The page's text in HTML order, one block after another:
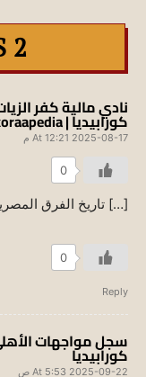
2 COMMENTS
نادي مالية كفر
كورابيديا | koraapedia
2025-08-17 At 12:21 م
0
[…] تاريخ الفرق
0
Reply
سجل مواجهات
كورابيديا
2025-09-22 At 5:53 ص